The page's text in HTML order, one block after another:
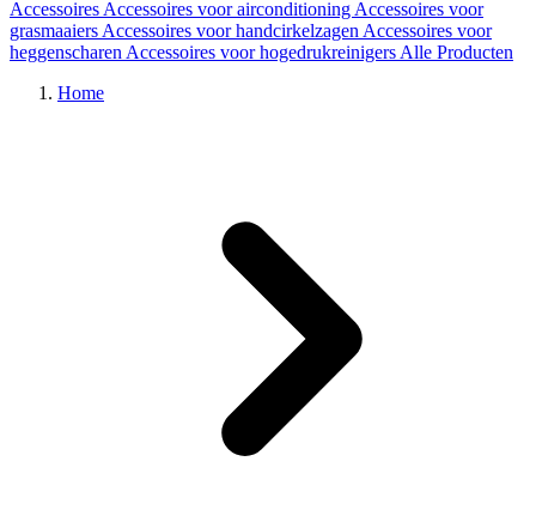
Accessoires Accessoires voor airconditioning Accessoires voor
grasmaaiers Accessoires voor handcirkelzagen Accessoires voor
heggenscharen Accessoires voor hogedrukreinigers Alle Producten
Home